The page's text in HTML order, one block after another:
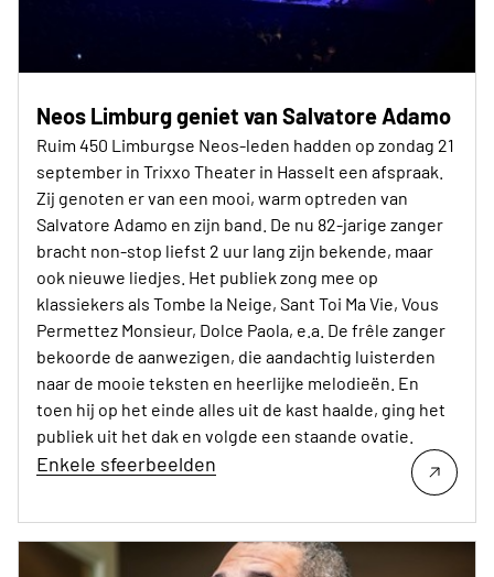
Neos Limburg geniet van Salvatore Adamo
Ruim 450 Limburgse Neos-leden hadden op zondag 21
september in Trixxo Theater in Hasselt een afspraak.
Zij genoten er van een mooi, warm optreden van
Salvatore Adamo en zijn band. De nu 82-jarige zanger
bracht non-stop liefst 2 uur lang zijn bekende, maar
ook nieuwe liedjes. Het publiek zong mee op
klassiekers als Tombe la Neige, Sant Toi Ma Vie, Vous
Permettez Monsieur, Dolce Paola, e.a. De frêle zanger
bekoorde de aanwezigen, die aandachtig luisterden
naar de mooie teksten en heerlijke melodieën. En
toen hij op het einde alles uit de kast haalde, ging het
publiek uit het dak en volgde een staande ovatie.
Enkele sfeerbeelden